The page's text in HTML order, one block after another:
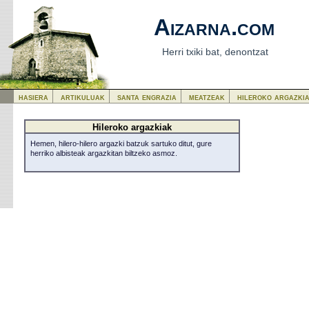
Aizarna.com
Herri txiki bat, denontzat
Hileroko argazkiak
Hemen, hilero-hilero argazki batzuk sartuko ditut, gure
herriko albisteak argazkitan biltzeko asmoz.
hasiera artikuluak santa engrazia meatzeak hileroko